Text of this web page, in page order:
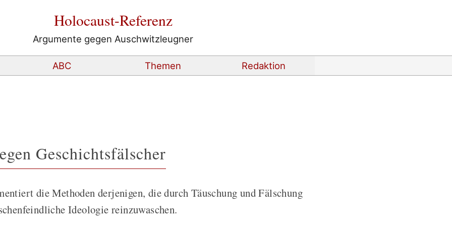
Holocaust-Referenz
Argumente gegen Auschwitzleugner
ABC Themen Redaktion
Geschichtsfälscher
die Methoden derjenigen, die durch Täuschung und Fälschung
Ideologie reinzuwaschen.